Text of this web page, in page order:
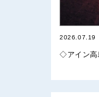
2026.07.19
◇アイン